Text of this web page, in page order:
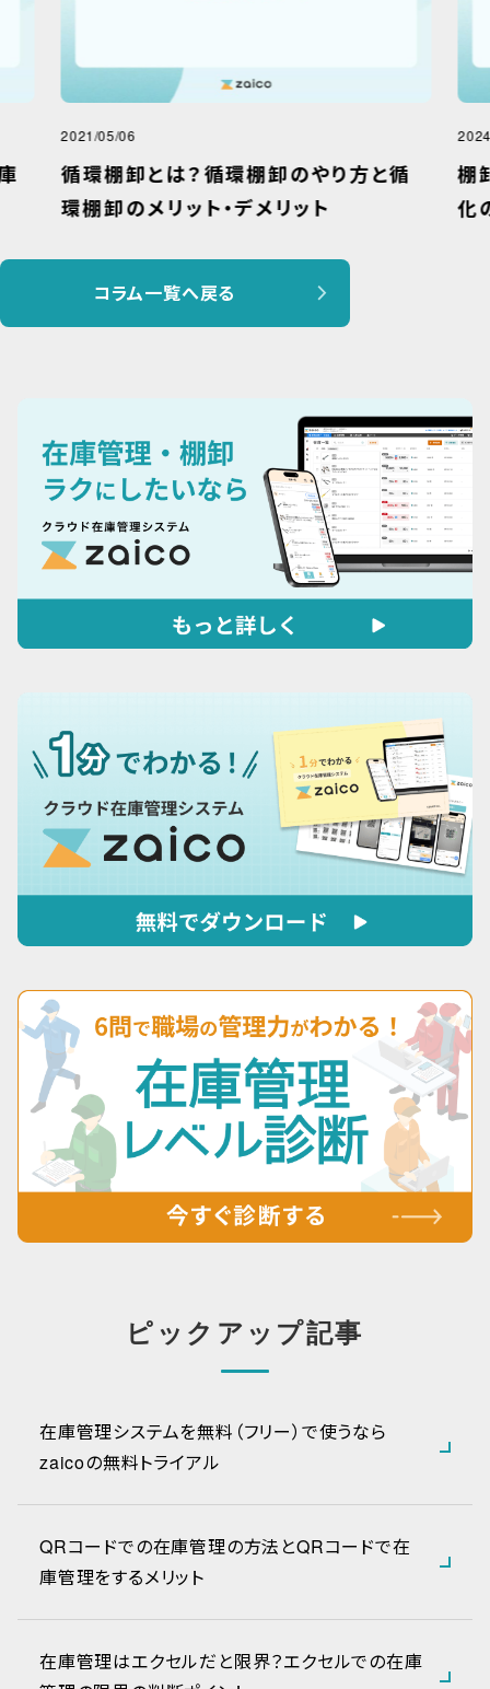
ピックアップ記事
在庫管理システムを無料（フリー）で使うなら
zaicoの無料トライアル
QRコードでの在庫管理の方法とQRコードで在
庫管理をするメリット
在庫管理はエクセルだと限界？エクセルでの在庫
2021/05/06
循環棚卸とは？循環棚卸のやり方と循
環棚卸のメリット・デメリット
棚
化
コラム一覧へ戻る